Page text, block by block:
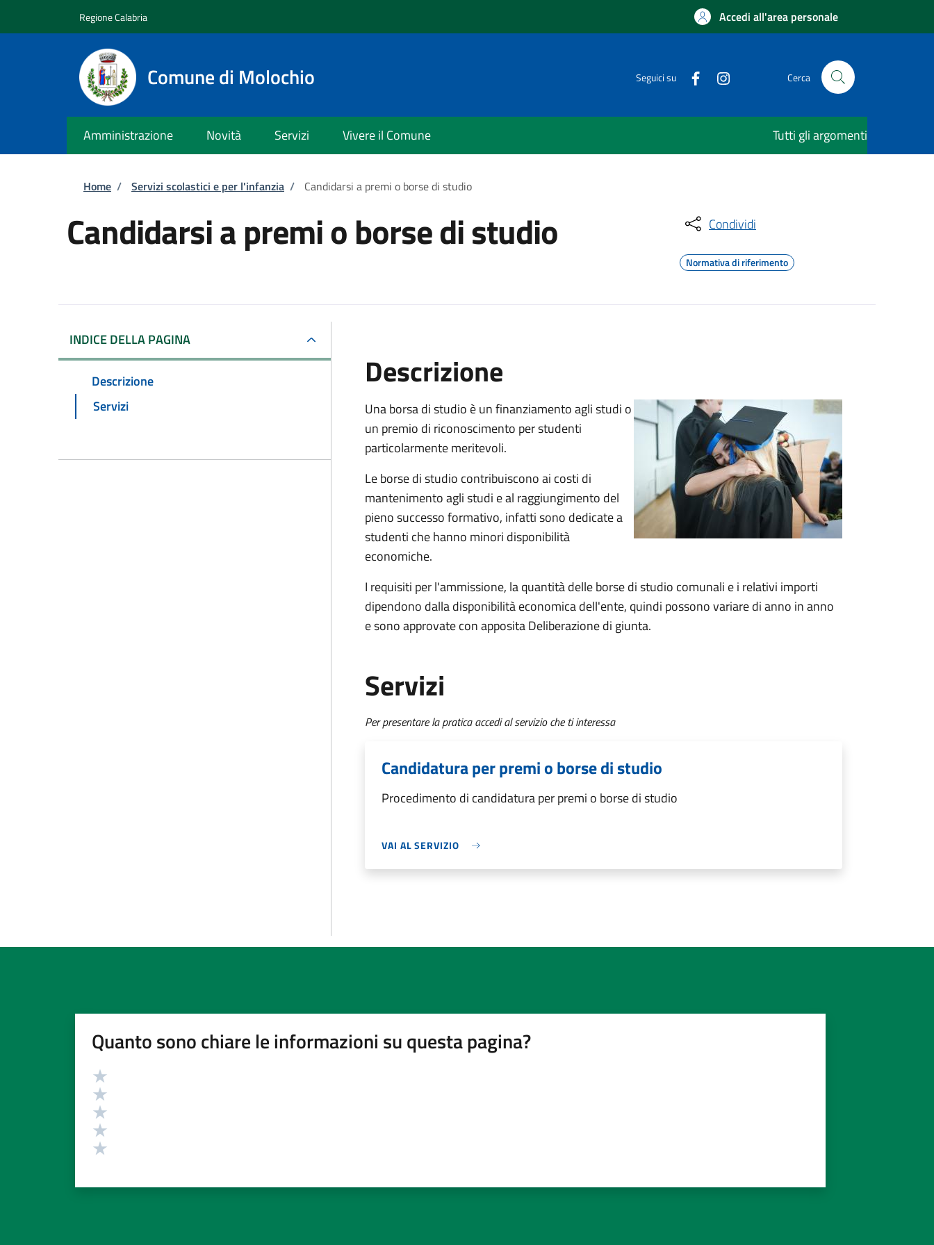
Regione Calabria Accedi all'area personale
Comune di Molochio Seguici su Cerca
Amministrazione Novità Servizi Vivere il Comune Tutti gli argomenti
Briciole di pane
Home / Servizi scolastici e per l'infanzia / Candidarsi a premi o borse di studio
Candidarsi a premi o borse di studio Condividi
Normativa di riferimento
INDICE DELLA PAGINA
Descrizione
Servizi
Descrizione
Una borsa di studio è un finanziamento agli studi o
un premio di riconoscimento per studenti
particolarmente meritevoli.
Le borse di studio contribuiscono ai costi di
mantenimento agli studi e al raggiungimento del
pieno successo formativo, infatti sono dedicate a
studenti che hanno minori disponibilità
economiche.
I requisiti per l'ammissione, la quantità delle borse di studio comunali e i relativi importi
dipendono dalla disponibilità economica dell'ente, quindi possono variare di anno in anno
e sono approvate con apposita Deliberazione di giunta.
Servizi
Per presentare la pratica accedi al servizio che ti interessa
Candidatura per premi o borse di studio
Procedimento di candidatura per premi o borse di studio
VAI AL SERVIZIO
Quanto sono chiare le informazioni su questa pagina?
Valutazione